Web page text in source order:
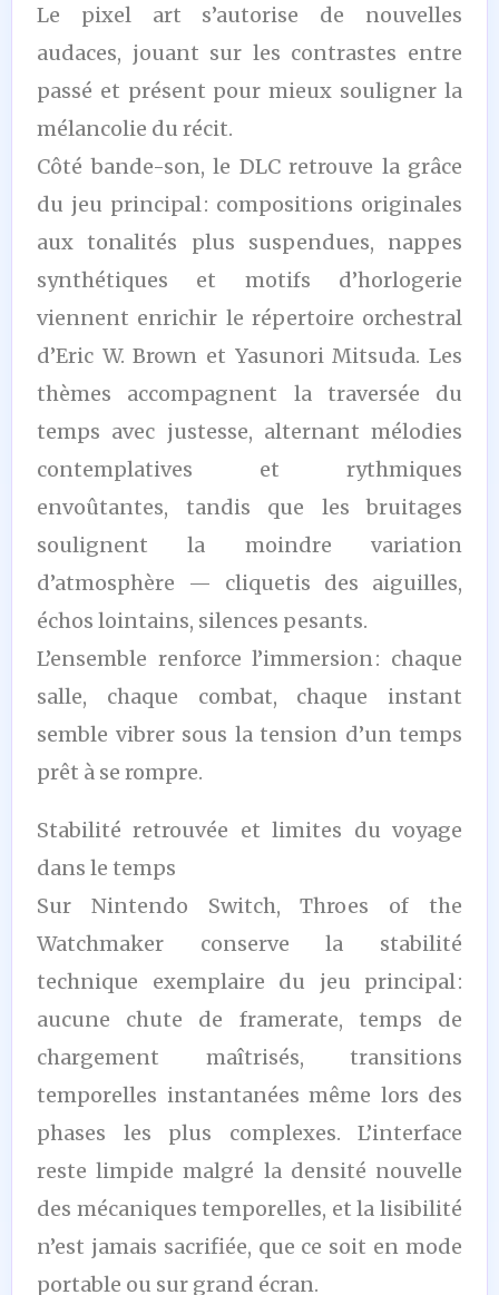
Le pixel art s’autorise de nouvelles
audaces, jouant sur les contrastes entre
passé et présent pour mieux souligner la
mélancolie du récit.
Côté bande-son, le DLC retrouve la grâce
du jeu principal : compositions originales
aux tonalités plus suspendues, nappes
synthétiques et motifs d’horlogerie
viennent enrichir le répertoire orchestral
d’Eric W. Brown et Yasunori Mitsuda. Les
thèmes accompagnent la traversée du
temps avec justesse, alternant mélodies
contemplatives et rythmiques
envoûtantes, tandis que les bruitages
soulignent la moindre variation
d’atmosphère — cliquetis des aiguilles,
échos lointains, silences pesants.
L’ensemble renforce l’immersion : chaque
salle, chaque combat, chaque instant
semble vibrer sous la tension d’un temps
prêt à se rompre.
Stabilité retrouvée et limites du voyage
dans le temps
Sur Nintendo Switch, Throes of the
Watchmaker conserve la stabilité
technique exemplaire du jeu principal :
aucune chute de framerate, temps de
chargement maîtrisés, transitions
temporelles instantanées même lors des
phases les plus complexes. L’interface
reste limpide malgré la densité nouvelle
des mécaniques temporelles, et la lisibilité
n’est jamais sacrifiée, que ce soit en mode
portable ou sur grand écran.